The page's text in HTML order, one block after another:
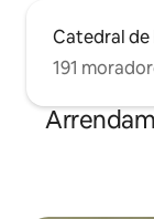
Catedral de
191